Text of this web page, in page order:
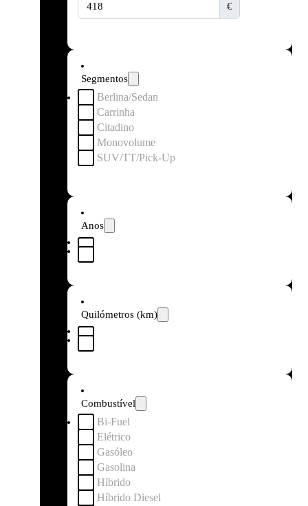
€
Segmentos
Berlina/Sedan
Carrinha
Citadino
Monovolume
SUV/TT/Pick-Up
Anos
Quilómetros (km)
Combustível
Bi-Fuel
Elétrico
Gasóleo
Gasolina
Híbrido
Híbrido Diesel